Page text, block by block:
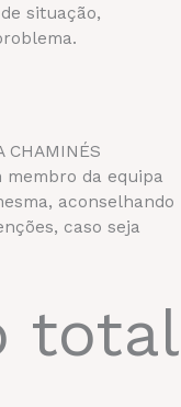
situação,
CHAMINÉS
membro da equipa
aconselhando
caso seja
total